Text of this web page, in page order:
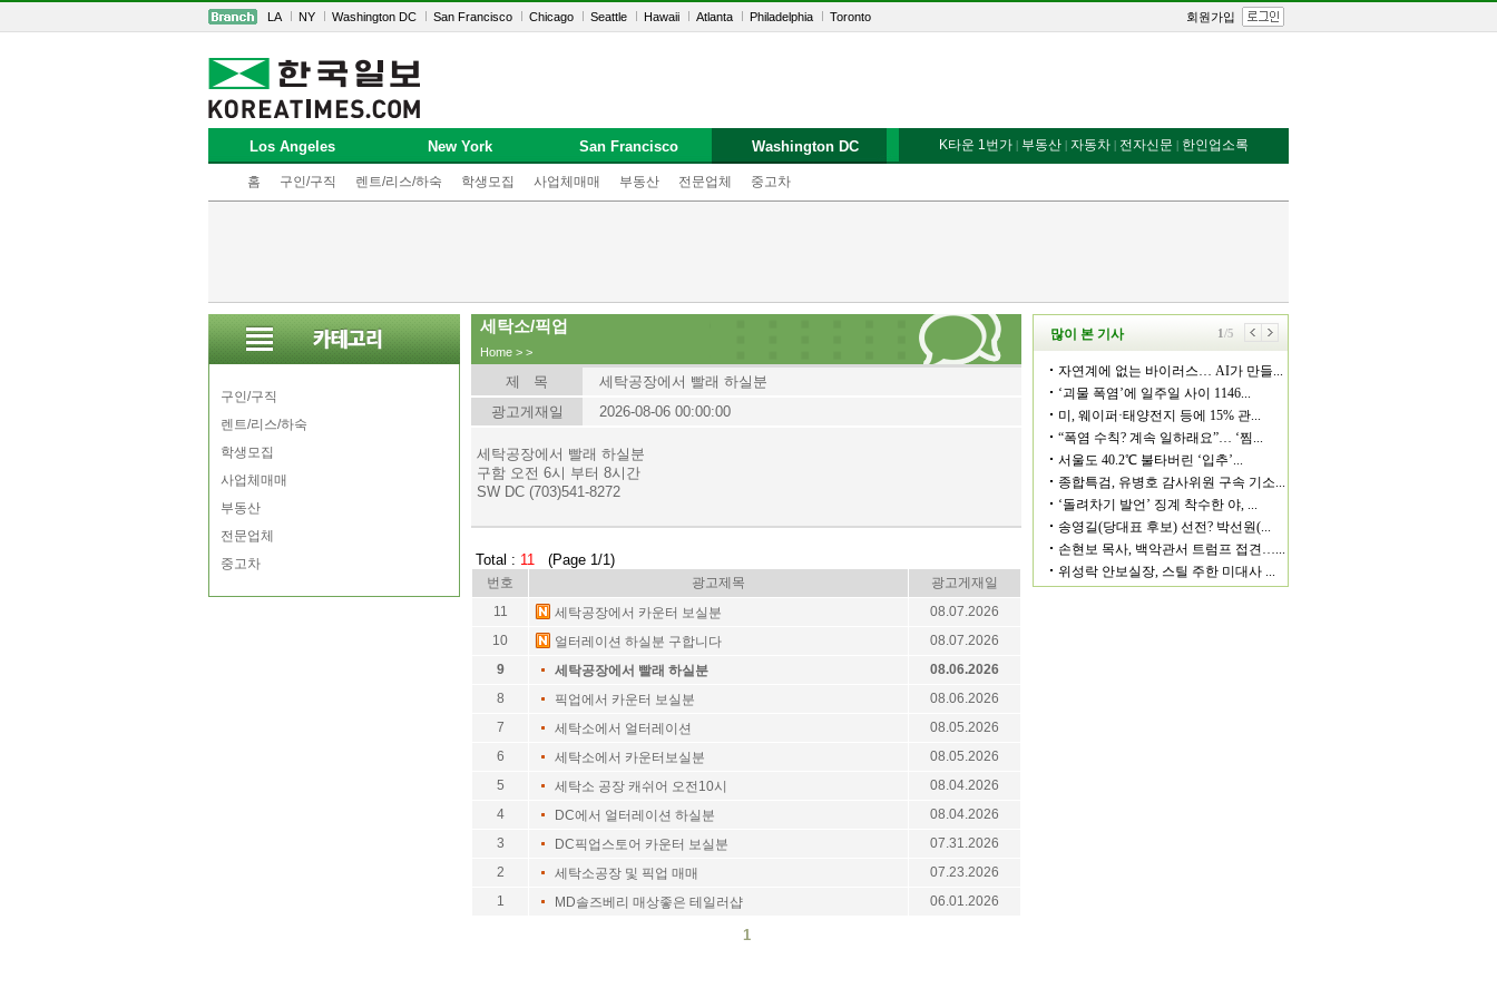
LA NY Washington DC San Francisco Chicago Seattle Hawaii Atlanta Philadelphia Toronto 회원가입
Los Angeles New York San Francisco Washington DC
홈 구인/구직 렌트/리스/하숙 학생모집 사업체매매 부동산 전문업체 중고차
K타운 1번가 | 부동산 | 자동차 | 전자신문 | 한인업소록
구인/구직
렌트/리스/하숙
학생모집
사업체매매
부동산
전문업체
중고차
세탁소/픽업
Home > >
제 목
세탁공장에서 빨래 하실분
광고게재일
2026-08-06 00:00:00
세탁공장에서 빨래 하실분
구함 오전 6시 부터 8시간
SW DC (703)541-8272
Total : 11 (Page 1/1)
번호 광고제목
광고게재일
11
세탁공장에서 카운터 보실분
08.07.2026
10
얼터레이션 하실분 구합니다
08.07.2026
9
세탁공장에서 빨래 하실분
08.06.2026
8
픽업에서 카운터 보실분
08.06.2026
7
세탁소에서 얼터레이션
08.05.2026
6
세탁소에서 카운터보실분
08.05.2026
5
세탁소 공장 캐쉬어 오전10시
08.04.2026
4
DC에서 얼터레이션 하실분
08.04.2026
3
DC픽업스토어 카운터 보실분
07.31.2026
2
세탁소공장 및 픽업 매매
07.23.2026
1
MD솔즈베리 매상좋은 테일러샵 06.01.2026
1